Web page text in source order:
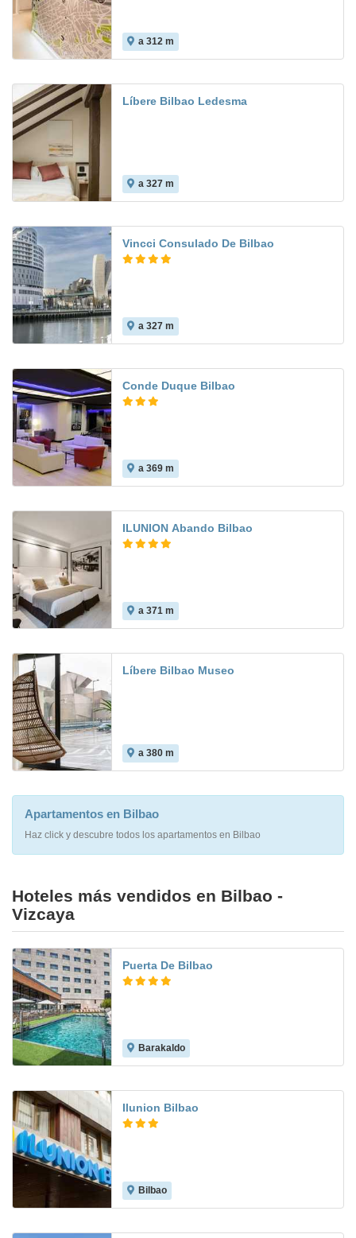
a 312 m
Líbere Bilbao Ledesma
a 327 m
Vincci Consulado De Bilbao
a 327 m
Conde Duque Bilbao
a 369 m
ILUNION Abando Bilbao
a 371 m
Líbere Bilbao Museo
a 380 m
Apartamentos en Bilbao
Haz click y descubre todos los apartamentos en Bilbao
Hoteles más vendidos en Bilbao -
Vizcaya
Puerta De Bilbao
Barakaldo
Ilunion Bilbao
Bilbao